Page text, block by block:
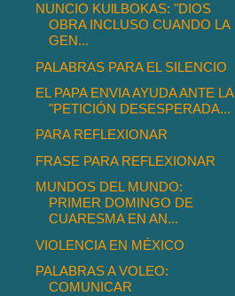
NUNCIO KUlLBOKAS: "DIOS
OBRA INCLUSO CUANDO LA
GEN...
PALABRAS PARA EL SILENCIO
EL PAPA ENVIA AYUDA ANTE LA
"PETICIÓN DESESPERADA...
PARA REFLEXIONAR
FRASE PARA REFLEXIONAR
MUNDOS DEL MUNDO:
PRIMER DOMINGO DE
CUARESMA EN AN...
VIOLENCIA EN MÉXICO
PALABRAS A VOLEO:
COMUNICAR